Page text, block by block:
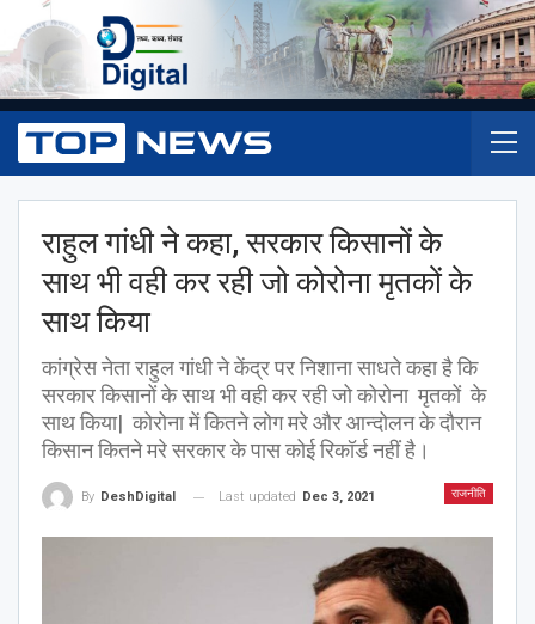
राहुल गांधी ने कहा, सरकार किसानों के
साथ भी वही कर रही जो कोरोना मृतकों के
साथ किया
कांग्रेस नेता राहुल गांधी ने केंद्र पर निशाना साधते कहा है कि
सरकार किसानों के साथ भी वही कर रही जो कोरोना मृतकों के
साथ किया| कोरोना में कितने लोग मरे और आन्दोलन के दौरान
किसान कितने मरे सरकार के पास कोई रिकॉर्ड नहीं है।
राजनीति
By DeshDigital Last updated Dec 3, 2021